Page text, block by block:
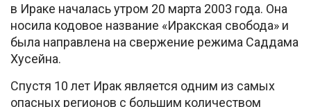
в Ираке началась утром 20 марта 2003 года. Она
носила кодовое название «Иракская свобода» и
была направлена на свержение режима Саддама
Хусейна.
Спустя 10 лет Ирак является одним из самых
опасных регионов с большим количеством